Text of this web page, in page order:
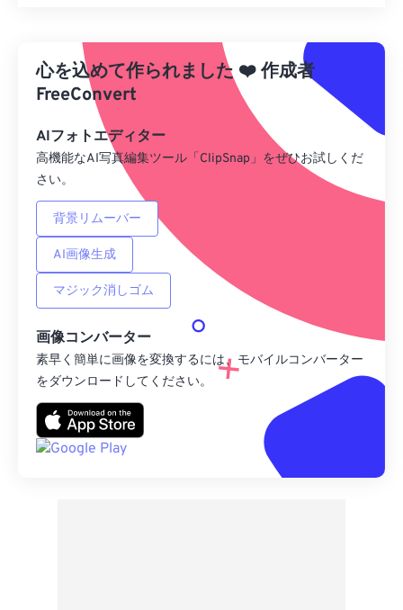
プリセットから適用
プリセットとして保存
心を込めて作られました ❤️作成者
FreeConvert
AIフォトエディター
高機能なAI写真編集ツール「ClipSnap」をぜひお試しくだ
さい。
背景リムーバー
AI画像生成
マジック消しゴム
画像コンバーター
素早く簡単に画像を変換するには、モバイルコンバーター
をダウンロードしてください。